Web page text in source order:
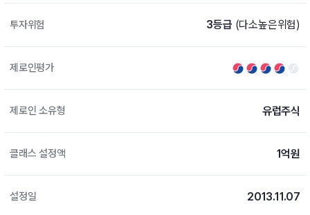
투자위험 3등급 (다소높은위험)
제로인평가
제로인 소유형 유럽주식
클래스 설정액 1억원
설정일 2013.11.07
내맘대로 만들기
DIY 포트 관리
고객라운지
이벤트
공지사항
FAQ